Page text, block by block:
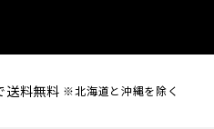
送料無料 ※北海道と沖縄を除く